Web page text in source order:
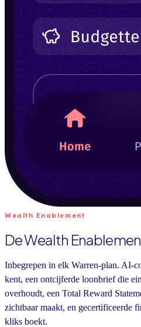
Wealth Enablement
De Wealth
Inbegrepen in elk Warren-plan. AI-
kent, een ontcijferde loonbrief die
overhoudt, een Total Reward
zichtbaar maakt, en gecertificeerde
kliks boekt.